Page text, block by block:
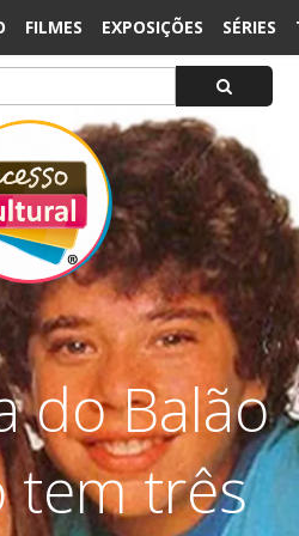
FILMES EXPOSIÇÕES SÉRIES
do Balão
tem três